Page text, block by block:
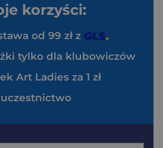
korzyści:
od 99 zł z
tylko dla klubowiczów
Art Ladies za 1 zł
uczestnictwo